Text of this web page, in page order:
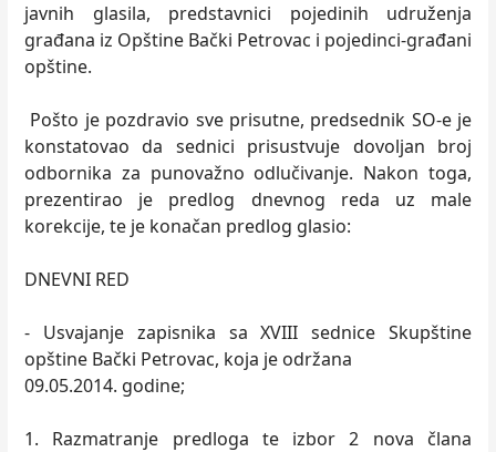
javnih glasila, predstavnici pojedinih udruženja
građana iz Opštine Bački Petrovac i pojedinci-građani
opštine.
Pošto je pozdravio sve prisutne, predsednik SO-e je
konstatovao da sednici prisustvuje dovoljan broj
odbornika za punovažno odlučivanje. Nakon toga,
prezentirao je predlog dnevnog reda uz male
korekcije, te je konačan predlog glasio:
DNEVNI RED
- Usvajanje zapisnika sa XVIII sednice Skupštine
opštine Bački Petrovac, koja je održana
09.05.2014. godine;
1. Razmatranje predloga te izbor 2 nova člana